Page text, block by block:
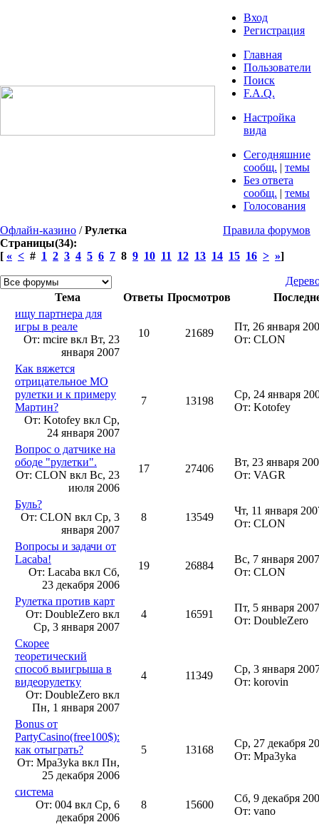
Вход
Регистрация
Главная
Пользователи
Поиск
F.A.Q.
Настройка
вида
Сегодняшние
сообщ. | темы
Без ответа
сообщ. | темы
Голосования
Офлайн-казино /Рулетка
Правила форумов
Страницы(34):
[ « < # 1 2 3 4 5 6 7 8 9 10 11 12 13 14 15 16 > »]
Тема
Ответы Просмотров
ищу партнера для
игры в реале
От: mcire вкл Вт, 23
января 2007
10 21689
Пт, 26 января
От: CLON
Как вяжется
отрицательное МО
рулетки и к примеру
Мартин?
От: Kotofey вкл Ср,
24 января 2007
7 13198
Ср, 24 января
От: Kotofey
Вопрос о датчике на
ободе "рулетки".
От: CLON вкл Вс, 23
июля 2006
17 27406
Вт, 23 января
От: VAGR
Буль?
От: CLON вкл Ср, 3
января 2007
8 13549
Чт, 11 января
От: CLON
Вопросы и задачи от
Lacaba!
От: Lacaba вкл Сб,
23 декабря 2006
19 26884
Вс, 7 января
От: CLON
Рулетка против карт
От: DoubleZero вкл
Ср, 3 января 2007
4 16591
Пт, 5 января
От: DoubleZero
Скорее
теоретический
способ выигрыша в
видеорулетку
От: DoubleZero вкл
Пн, 1 января 2007
4 11349
Ср, 3 января
От: korovin
Bonus от
PartyCasino(free100$):
как отыграть?
От: Mpa3yka вкл Пн,
25 декабря 2006
5 13168
Ср, 27 декабря
От: Mpa3yka
система
От: 004 вкл Ср, 6
декабря 2006
8 15600
Сб, 9 декабря
От: vano